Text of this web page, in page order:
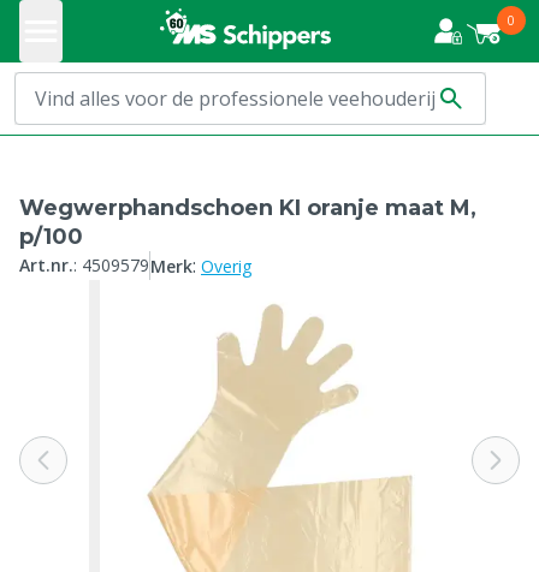
0
Wegwerphandschoen KI oranje maat M,
p/100
Art.nr.: 4509579Merk: Overig